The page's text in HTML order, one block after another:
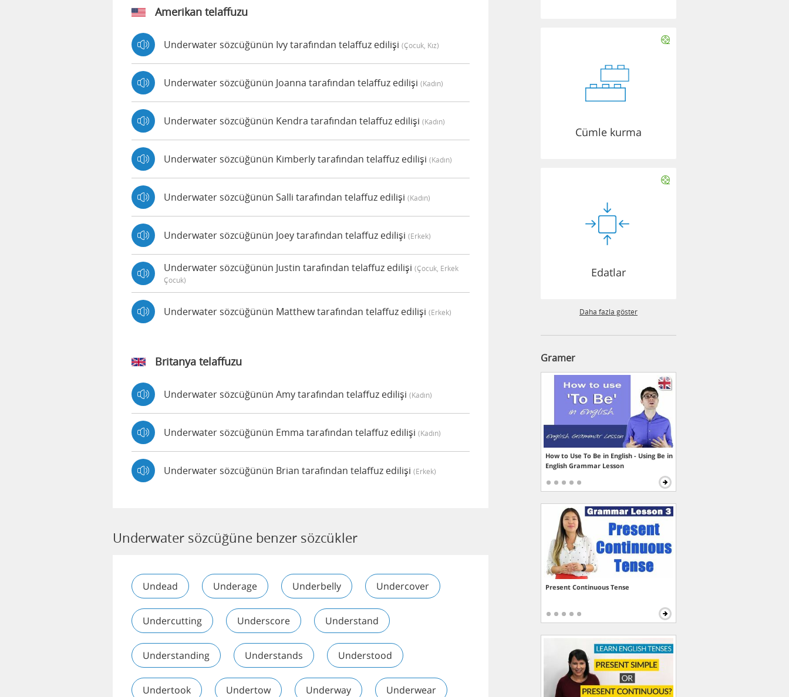
Amerikan telaffuzu
Underwater sözcüğünün Ivy tarafından telaffuz edilişi (çocuk, Kız)
Underwater sözcüğünün Joanna tarafından telaffuz edilişi (kadın)
Underwater sözcüğünün Kendra tarafından telaffuz edilişi (kadın)
Underwater sözcüğünün Kimberly tarafından telaffuz edilişi (kadın)
Underwater sözcüğünün Salli tarafından telaffuz edilişi (kadın)
Underwater sözcüğünün Joey tarafından telaffuz edilişi (erkek)
Underwater sözcüğünün Justin tarafından telaffuz edilişi (çocuk, Erkek
Çocuk)
Underwater sözcüğünün Matthew tarafından telaffuz edilişi (erkek)
Britanya telaffuzu
Underwater sözcüğünün Amy tarafından telaffuz edilişi (kadın)
Underwater sözcüğünün Emma tarafından telaffuz edilişi (kadın)
Underwater sözcüğünün Brian tarafından telaffuz edilişi (erkek)
Underwater sözcüğüne benzer sözcükler
Undead Underage Underbelly Undercover
Undercutting Underscore Understand
Understanding Understands Understood
Undertook Undertow Underway Underwear
Cümle kurma
Edatlar
Daha fazla göster
Gramer
How to Use To Be in English - Using Be in
English Grammar Lesson
Present Continuous Tense